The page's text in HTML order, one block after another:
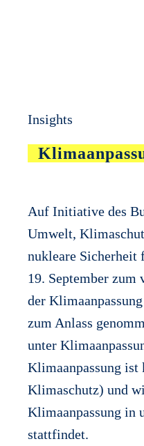
Insights
Auf Initiative des
Umwelt,
nukleare Sicherheit
19. September
der
zum Anlass
unter
Klimaanpassung
Klimaschutz) und
Klimaanpassung in
stattfindet.